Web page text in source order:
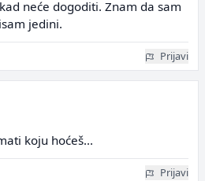
neće dogoditi. Znam da sam
jedini.
Prijavi
koju hoćeš...
Prijavi